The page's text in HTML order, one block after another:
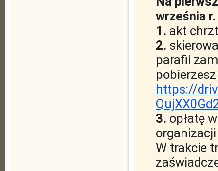
września
1. akt
2.
parafii
https://
3. opłatę
W trakcie